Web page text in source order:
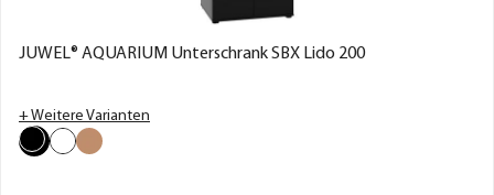
JUWEL® AQUARIUM Unterschrank SBX Lido 200
+ Weitere Varianten